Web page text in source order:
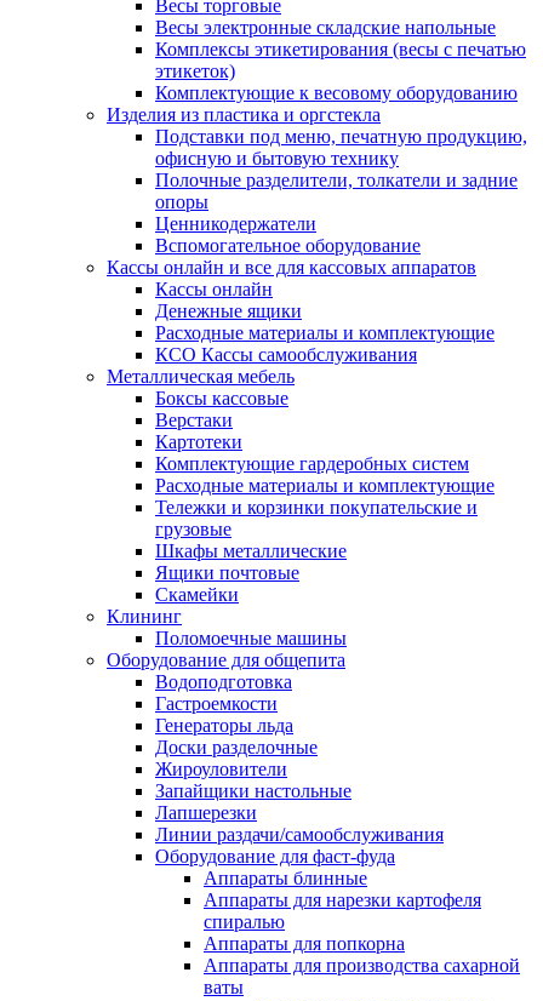
Весы торговые
Весы электронные складские напольные
Комплексы этикетирования (весы с печатью
этикеток)
Комплектующие к весовому оборудованию
Изделия из пластика и оргстекла
Подставки под меню, печатную продукцию,
офисную и бытовую технику
Полочные разделители, толкатели и задние
опоры
Ценникодержатели
Вспомогательное оборудование
Кассы онлайн и все для кассовых аппаратов
Кассы онлайн
Денежные ящики
Расходные материалы и комплектующие
КСО Кассы самообслуживания
Металлическая мебель
Боксы кассовые
Верстаки
Картотеки
Комплектующие гардеробных систем
Расходные материалы и комплектующие
Тележки и корзинки покупательские и
грузовые
Шкафы металлические
Ящики почтовые
Скамейки
Клининг
Поломоечные машины
Оборудование для общепита
Водоподготовка
Гастроемкости
Генераторы льда
Доски разделочные
Жироуловители
Запайщики настольные
Лапшерезки
Линии раздачи/самообслуживания
Оборудование для фаст-фуда
Аппараты блинные
Аппараты для нарезки картофеля
спиралью
Аппараты для попкорна
Аппараты для производства сахарной
ваты